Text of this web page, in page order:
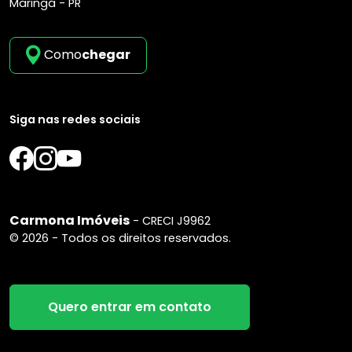
Comochegar
Siga nas redes sociais
Carmona Imóveis - CRECI J9962
© 2026 - Todos os direitos reservados.
Quero entrar em contato